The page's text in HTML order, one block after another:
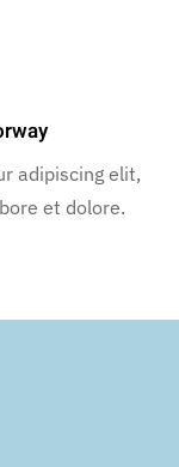
adipiscing elit,
et dolore.